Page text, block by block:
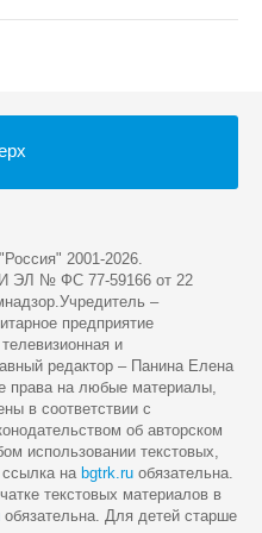
2001-2026.
ЭЛ № ФС 77-59166 от 22
–
предприятие
и
редактор – Панина Елена
права на любые материалы,
в соответствии с
об авторском
использовании текстовых,
на bgtrk.ru обязательна.
текстовых материалов в
обязательна. Для детей старше